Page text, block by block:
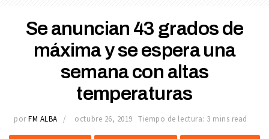
Se anuncian 43 grados de
máxima y se espera una
semana con altas
temperaturas
por FM ALBA octubre 26, 2019 Tiempo de lectura: 3 mins read